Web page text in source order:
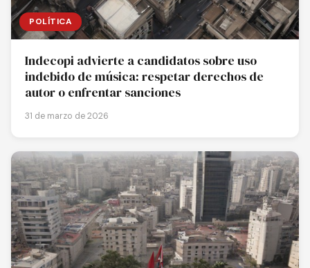
POLÍTICA
Indecopi advierte a candidatos sobre uso
indebido de música: respetar derechos de
autor o enfrentar sanciones
31 de marzo de 2026